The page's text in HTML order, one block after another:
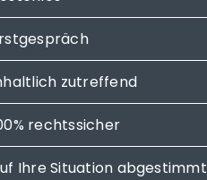
zutreffend
rechtssicher
Ihre Situation abgestimmt